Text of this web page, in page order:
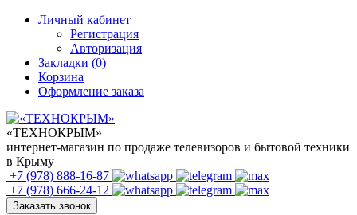
Личный кабинет
Регистрация
Авторизация
Закладки (0)
Корзина
Оформление заказа
«ТЕХНОКРЫМ»
интернет-магазин по продаже телевизоров и бытовой техники
в Крыму
+7 (978) 888-16-87
+7 (978) 666-24-12
Заказать звонок